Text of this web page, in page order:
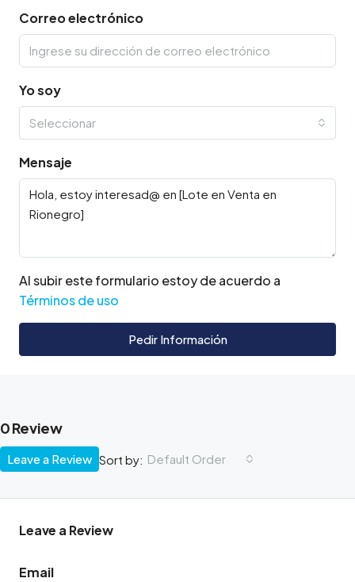
Correo electrónico
Yo soy
Seleccionar
Mensaje
Al subir este formulario estoy de acuerdo a
Términos de uso
Pedir Información
0 Review
Sort by: Default Order
Leave a Review
Leave a Review
Email